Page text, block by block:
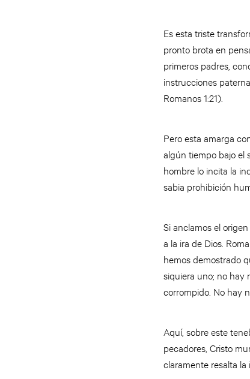
Es esta triste
pronto brota en
primeros padres,
instrucciones
Romanos 1:21).
Pero esta amarga
algún tiempo bajo el
hombre lo incita la
sabia prohibición
Si anclamos el
a la ira de Dios.
hemos demostrado
siquiera uno; no hay
corrompido. No hay
Aquí, sobre este
pecadores, Cristo
claramente resalta la